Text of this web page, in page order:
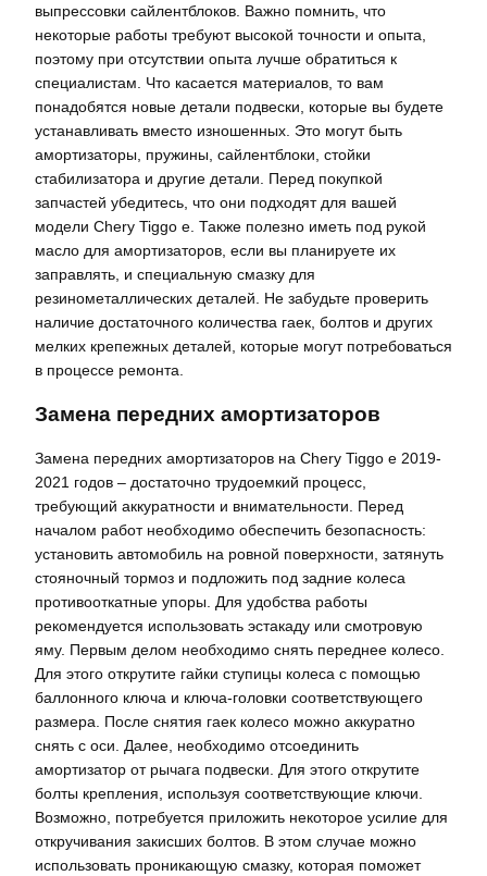
выпрессовки сайлентблоков. Важно помнить, что
некоторые работы требуют высокой точности и опыта,
поэтому при отсутствии опыта лучше обратиться к
специалистам. Что касается материалов, то вам
понадобятся новые детали подвески, которые вы будете
устанавливать вместо изношенных. Это могут быть
амортизаторы, пружины, сайлентблоки, стойки
стабилизатора и другие детали. Перед покупкой
запчастей убедитесь, что они подходят для вашей
модели Chery Tiggo e. Также полезно иметь под рукой
масло для амортизаторов, если вы планируете их
заправлять, и специальную смазку для
резинометаллических деталей. Не забудьте проверить
наличие достаточного количества гаек, болтов и других
мелких крепежных деталей, которые могут потребоваться
в процессе ремонта.
Замена передних амортизаторов
Замена передних амортизаторов на Chery Tiggo e 2019-
2021 годов – достаточно трудоемкий процесс,
требующий аккуратности и внимательности. Перед
началом работ необходимо обеспечить безопасность:
установить автомобиль на ровной поверхности, затянуть
стояночный тормоз и подложить под задние колеса
противооткатные упоры. Для удобства работы
рекомендуется использовать эстакаду или смотровую
яму. Первым делом необходимо снять переднее колесо.
Для этого открутите гайки ступицы колеса с помощью
баллонного ключа и ключа-головки соответствующего
размера. После снятия гаек колесо можно аккуратно
снять с оси. Далее, необходимо отсоединить
амортизатор от рычага подвески. Для этого открутите
болты крепления, используя соответствующие ключи.
Возможно, потребуется приложить некоторое усилие для
откручивания закисших болтов. В этом случае можно
использовать проникающую смазку, которая поможет